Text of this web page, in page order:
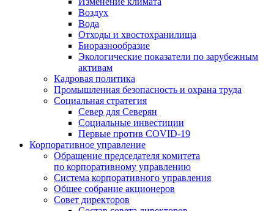
Воздух
Вода
Отходы и хвостохранилища
Биоразнообразие
Экологические показатели по зарубежным
активам
Кадровая политика
Промышленная безопасность и охрана труда
Социальная стратегия
Север для Северян
Социальные инвестиции
Первые против COVID‑19
Корпоративное управление
Обращение председателя комитета
по корпоративному управлению
Система корпоративного управления
Общее собрание акционеров
Совет директоров